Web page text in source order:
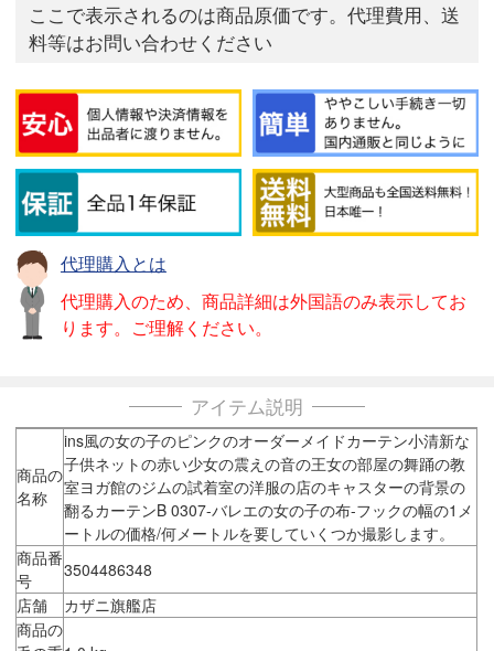
ここで表示されるのは商品原価です。代理費用、送
料等はお問い合わせください
代理購入とは
代理購入のため、商品詳細は外国語のみ表示してお
ります。ご理解ください。
アイテム説明
商品の
名称
ins風の女の子のピンクのオーダーメイドカーテン小清新な
子供ネットの赤い少女の震えの音の王女の部屋の舞踊の教
室ヨガ館のジムの試着室の洋服の店のキャスターの背景の
翻るカーテンB 0307-バレエの女の子の布-フックの幅の1メ
ートルの価格/何メートルを要していくつか撮影します。
商品番
号
3504486348
店舗
カザニ旗艦店
商品の